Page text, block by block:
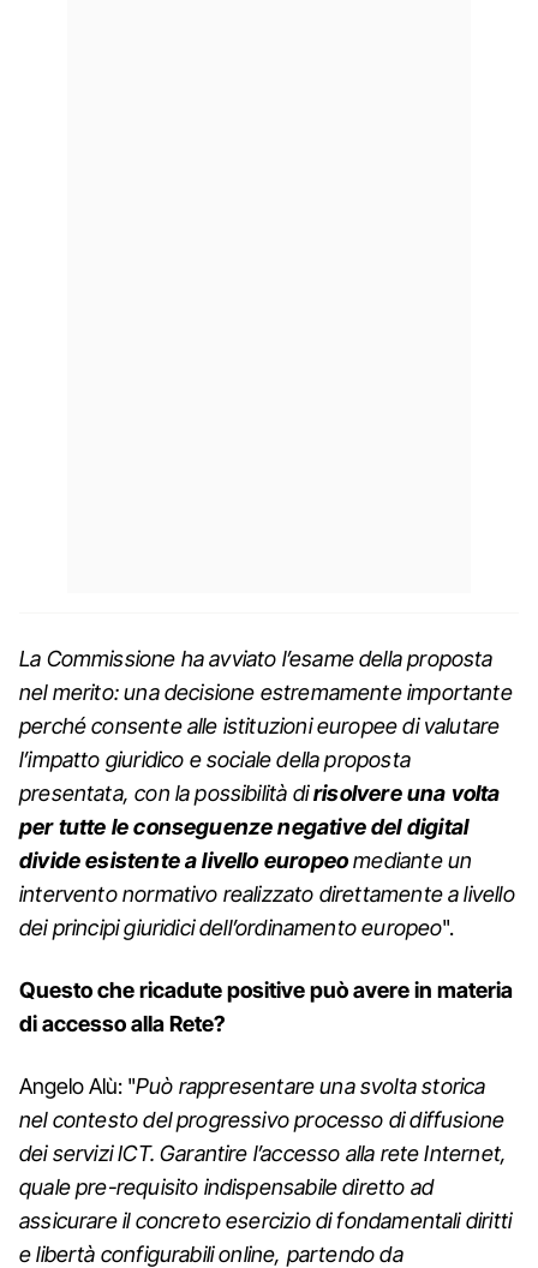
La Commissione ha avviato l’esame della proposta
nel merito: una decisione estremamente importante
perché consente alle istituzioni europee di valutare
l’impatto giuridico e sociale della proposta
presentata, con la possibilità dirisolvere una volta
per tutte le conseguenze negative del digital
divide esistente a livello europeomediante un
intervento normativo realizzato direttamente a livello
dei principi giuridici dell’ordinamento europeo".
Questo che ricadute positive può avere in materia
di accesso alla Rete?
Angelo Alù: "Può rappresentare una svolta storica
nel contesto del progressivo processo di diffusione
dei servizi ICT. Garantire l’accesso alla rete Internet,
quale pre-requisito indispensabile diretto ad
assicurare il concreto esercizio di fondamentali diritti
e libertà configurabili online, partendo da